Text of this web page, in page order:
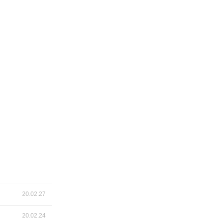
20.02.27
20.02.24